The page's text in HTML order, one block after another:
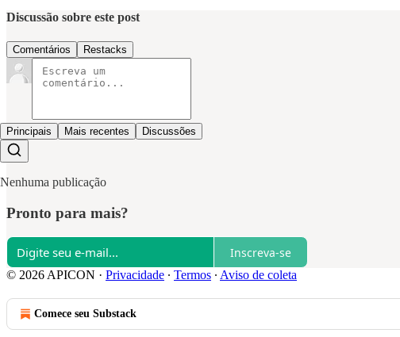
Discussão sobre este post
Comentários Restacks
Principais Mais recentes Discussões
Nenhuma publicação
Pronto para mais?
Inscreva-se
© 2026 APICON · Privacidade ∙ Termos ∙ Aviso de coleta
Comece seu Substack